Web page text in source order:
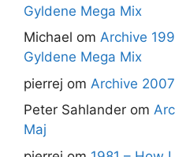
Gyldene Mega Mix
Michael om Archive
Gyldene Mega Mix
pierrej om Archive
Peter Sahlander om
Maj